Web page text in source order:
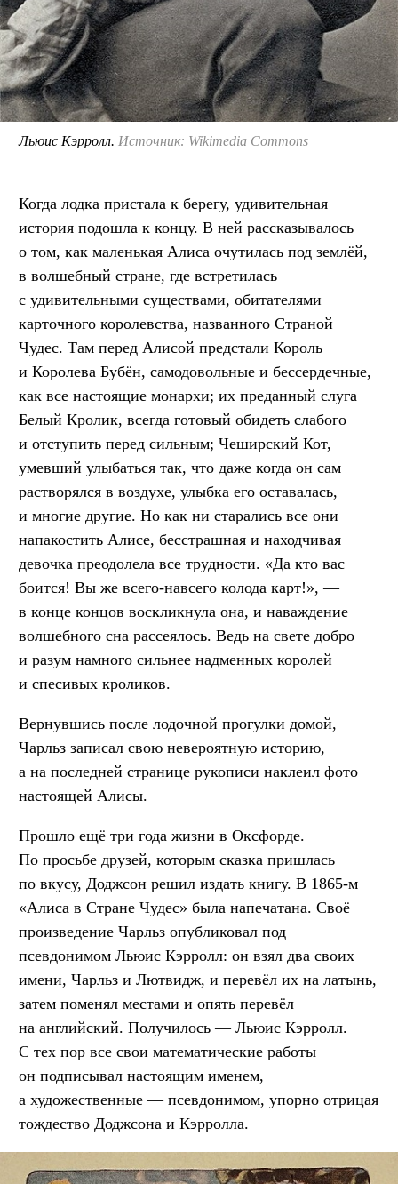
Льюис Кэрролл. Источник: Wikimedia Commons
Когда лодка пристала к берегу, удивительная
история подошла к концу. В ней рассказывалось
о том, как маленькая Алиса очутилась под землёй,
в волшебный стране, где встретилась
с удивительными существами, обитателями
карточного королевства, названного Страной
Чудес. Там перед Алисой предстали Король
и Королева Бубён, самодовольные и бессердечные,
как все настоящие монархи; их преданный слуга
Белый Кролик, всегда готовый обидеть слабого
и отступить перед сильным; Чеширский Кот,
умевший улыбаться так, что даже когда он сам
растворялся в воздухе, улыбка его оставалась,
и многие другие. Но как ни старались все они
напакостить Алисе, бесстрашная и находчивая
девочка преодолела все трудности. «Да кто вас
боится! Вы же всего-навсего колода карт!», —
в конце концов воскликнула она, и наваждение
волшебного сна рассеялось. Ведь на свете добро
и разум намного сильнее надменных королей
и спесивых кроликов.
Вернувшись после лодочной прогулки домой,
Чарльз записал свою невероятную историю,
а на последней странице рукописи наклеил фото
настоящей Алисы.
Прошло ещё три года жизни в Оксфорде.
По просьбе друзей, которым сказка пришлась
по вкусу, Доджсон решил издать книгу. В 1865-м
«Алиса в Стране Чудес» была напечатана. Своё
произведение Чарльз опубликовал под
псевдонимом Льюис Кэрролл: он взял два своих
имени, Чарльз и Лютвидж, и перевёл их на латынь,
затем поменял местами и опять перевёл
на английский. Получилось — Льюис Кэрролл.
С тех пор все свои математические работы
он подписывал настоящим именем,
а художественные — псевдонимом, упорно отрицая
тождество Доджсона и Кэрролла.